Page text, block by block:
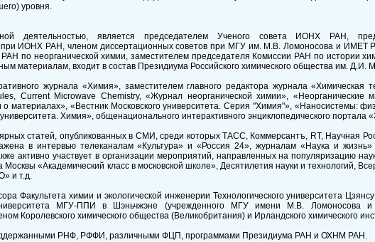
уровня.
деятельностью, является председателем Ученого совета ИОНХ РАН,
при ИОНХ РАН, членом диссертационных советов при МГУ им. М.В. Ломоносова и ИМЕТ
по неорганической химии, заместителем председателя Комиссии РАН по истории
материалам, входит в состав Президиума Российского химического общества им. Д.И.
журнала «Химия», заместителем главного редактора журнала «Химическая
Current Microwave Chemistry, «Журнал неорганической химии», «Неорганические
материалах», «Вестник Московского университета. Серия "Химия"», «Наносистемы:
Химия», общенационального интерактивного энциклопедического портала
статей, опубликованных в СМИ, среди которых ТАСС, Коммерсантъ, RT, Научная
в интервью телеканалам «Культура» и «Россия 24», журналам «Наука и
активно участвует в организации мероприятий, направленных на популяризацию
«Академический класс в московской школе», Десятилетия науки и технологий,
и т.д.
Факультета химии и экологической инженерии Технологического университета
университета МГУ-ППИ в Шэньчжэне (учрежденного МГУ имени М.В. Ломоносова и
Королевского химического общества (Великобритания) и Ирландского химического
РНФ, РФФИ, различными ФЦП, программами Президиума РАН и ОХНМ РАН.